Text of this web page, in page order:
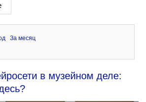
За месяц
в музейном деле: